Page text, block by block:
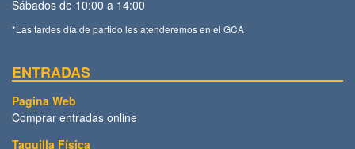
Sábados de 10:00 a 14:00
*Las tardes día de partido les atenderemos en el GCA
ENTRADAS
Pagina Web
Comprar entradas online
Taquilla Física